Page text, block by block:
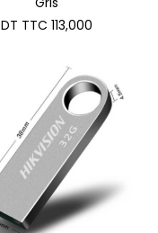
DT TTC 113,000